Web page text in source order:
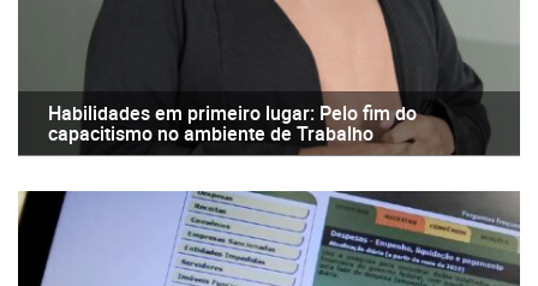
Habilidades em primeiro lugar: Pelo fim do
capacitismo no ambiente de Trabalho